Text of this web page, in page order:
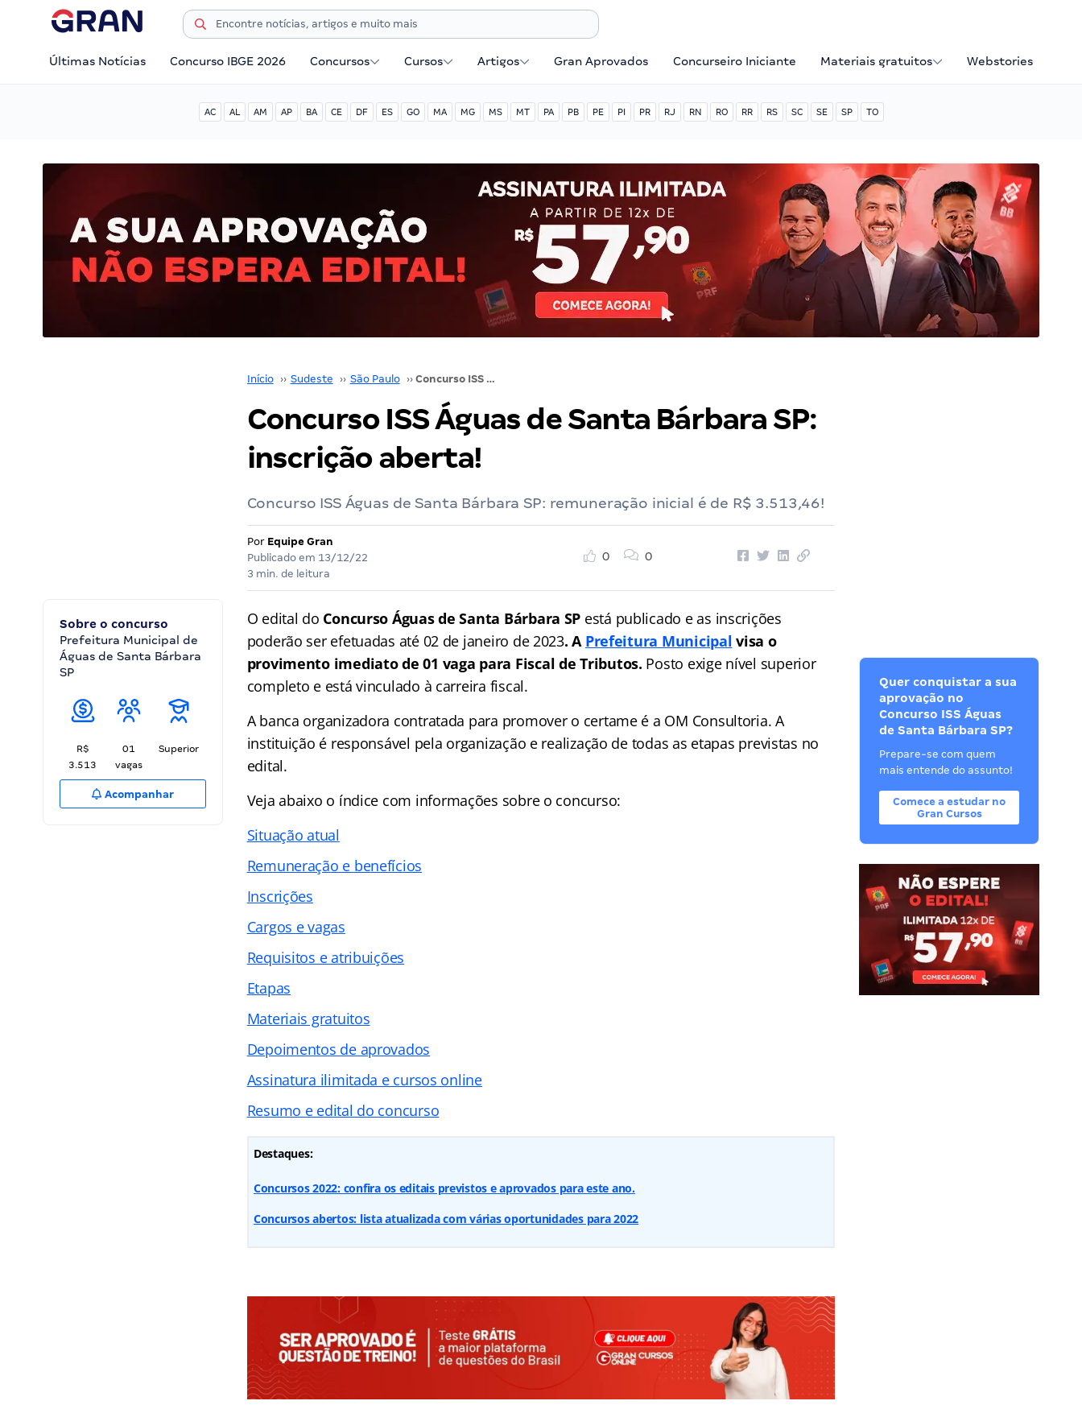
Últimas Notícias Concurso IBGE 2026 Concursos Cursos Artigos Gran Aprovados Concurseiro Iniciante Materiais gratuitos Webstories
AC AL AM AP BA CE DF ES GO MA MG MS MT PA PB PE PI PR RJ RN RO RR RS SC SE SP TO
Início ›› Sudeste ›› São Paulo ›› Concurso ISS Águas de Santa Bárbara SP: inscrição aberta!
Concurso ISS Águas de Santa Bárbara SP:
inscrição aberta!
Concurso ISS Águas de Santa Bárbara SP: remuneração inicial é de R$ 3.513,46!
Por Equipe Gran
Publicado em 13/12/22
3 min. de leitura
0 0
Sobre o concurso
Prefeitura Municipal de
Águas de Santa Bárbara
SP
R$
3.513
01
vagas
Superior
Acompanhar
O edital do Concurso Águas de Santa Bárbara SP está publicado e as inscrições
poderão ser efetuadas até 02 de janeiro de 2023. A Prefeitura Municipal visa o
provimento imediato de 01 vaga para Fiscal de Tributos. Posto exige nível superior
completo e está vinculado à carreira fiscal.
A banca organizadora contratada para promover o certame é a OM Consultoria. A
instituição é responsável pela organização e realização de todas as etapas previstas no
edital.
Veja abaixo o índice com informações sobre o concurso:
Situação atual
Remuneração e benefícios
Inscrições
Cargos e vagas
Requisitos e atribuições
Etapas
Materiais gratuitos
Depoimentos de aprovados
Assinatura ilimitada e cursos online
Resumo e edital do concurso
Destaques:
Concursos 2022: confira os editais previstos e aprovados para este ano.
Concursos abertos: lista atualizada com várias oportunidades para 2022
Quer conquistar a sua
aprovação no
Concurso ISS Águas
de Santa Bárbara SP?
Prepare-se com quem
mais entende do assunto!
Comece a estudar no
Gran Cursos